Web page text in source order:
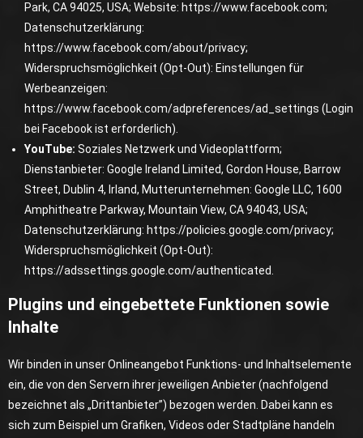
Park, CA 94025, USA; Website: https://www.facebook.com;
Datenschutzerklärung:
https://www.facebook.com/about/privacy;
Widerspruchsmöglichkeit (Opt-Out): Einstellungen für
Werbeanzeigen:
https://www.facebook.com/adpreferences/ad_settings (Login
bei Facebook ist erforderlich).
YouTube: Soziales Netzwerk und Videoplattform;
Dienstanbieter: Google Ireland Limited, Gordon House, Barrow
Street, Dublin 4, Irland, Mutterunternehmen: Google LLC, 1600
Amphitheatre Parkway, Mountain View, CA 94043, USA;
Datenschutzerklärung: https://policies.google.com/privacy;
Widerspruchsmöglichkeit (Opt-Out):
https://adssettings.google.com/authenticated
Plugins und eingebettete Funktionen sowie
Inhalte
Wir binden in unser Onlineangebot Funktions- und Inhaltselemente
ein, die von den Servern ihrer jeweiligen Anbieter (nachfolgend
bezeichnet als „Drittanbieter”) bezogen werden. Dabei kann es
sich zum Beispiel um Grafiken, Videos oder Stadtpläne handeln